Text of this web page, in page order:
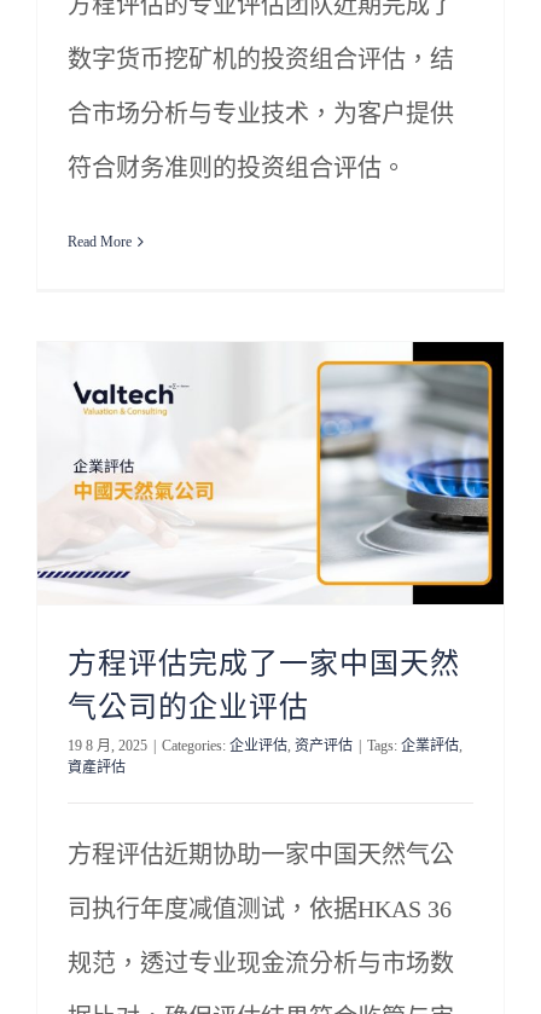
方程评估的专业评估团队近期完成了
数字货币挖矿机的投资组合评估，结
合市场分析与专业技术，为客户提供
符合财务准则的投资组合评估。
Read More
方程评估完成了一家中国天然
气公司的企业评估
19 8 月, 2025 Categories: 企业评估, 资产评估 Tags: 企業評估,
資產評估
方程评估近期协助一家中国天然气公
司执行年度减值测试，依据HKAS 36
规范，透过专业现金流分析与市场数